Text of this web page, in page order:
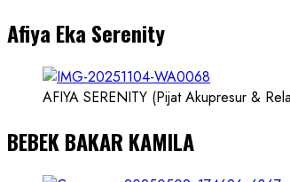
Ilmuwan
Afiya Eka Serenity
AFIYA SERENITY (Pijat Akupresur &
BEBEK BAKAR KAMILA